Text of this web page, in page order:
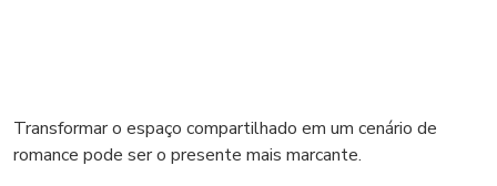
Transformar o espaço compartilhado em um cenário de
romance pode ser o presente mais marcante.